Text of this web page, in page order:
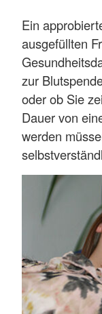
Ein
ausgefüllten
zur
oder ob Sie
Dauer von
werden